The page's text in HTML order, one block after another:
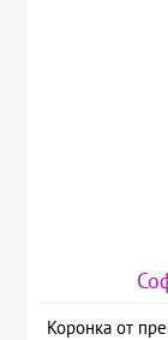
Коронка от